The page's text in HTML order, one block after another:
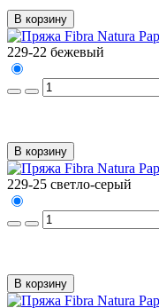
В корзину
229-22 бежевый
В корзину
229-25 светло-серый
В корзину